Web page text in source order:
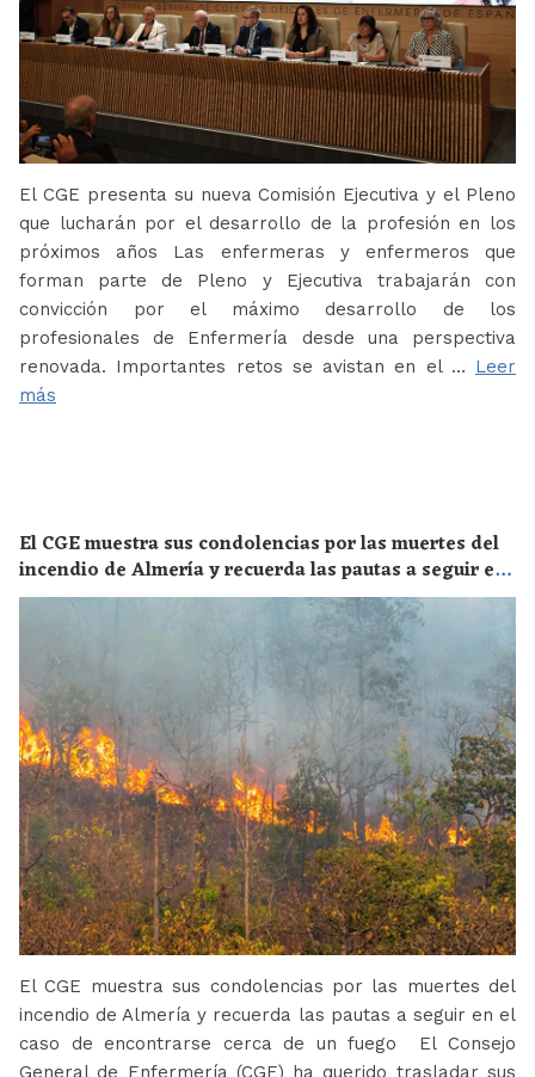
El CGE presenta su nueva Comisión Ejecutiva y el Pleno
que lucharán por el desarrollo de la profesión en los
próximos años Las enfermeras y enfermeros que
forman parte de Pleno y Ejecutiva trabajarán con
convicción por el máximo desarrollo de los
profesionales de Enfermería desde una perspectiva
renovada. Importantes retos se avistan en el … Leer
más
El CGE muestra sus condolencias por las muertes del
incendio de Almería y recuerda las pautas a seguir en
el caso de encontrarse cerca de un fuego
El CGE muestra sus condolencias por las muertes del
incendio de Almería y recuerda las pautas a seguir en el
caso de encontrarse cerca de un fuego El Consejo
General de Enfermería (CGE) ha querido trasladar sus